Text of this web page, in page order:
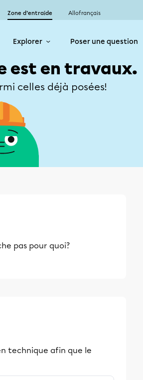
Zone d’entraide Allofrançais
Explorer Poser une question
est en travaux.
celles déjà posées!
pas pour quoi?
technique afin que le